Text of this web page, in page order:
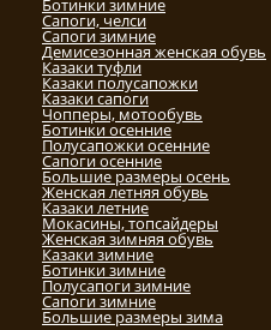
Ботинки зимние
Сапоги, челси
Сапоги зимние
Демисезонная женская обувь
Казаки туфли
Казаки полусапожки
Казаки сапоги
Чопперы, мотообувь
Ботинки осенние
Полусапожки осенние
Сапоги осенние
Большие размеры осень
Женская летняя обувь
Казаки летние
Мокасины, топсайдеры
Женская зимняя обувь
Казаки зимние
Ботинки зимние
Полусапоги зимние
Сапоги зимние
Большие размеры зима